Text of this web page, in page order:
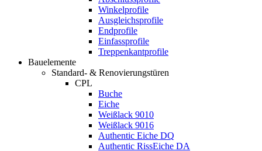
Winkelprofile
Ausgleichsprofile
Endprofile
Einfassprofile
Treppenkantprofile
Bauelemente
Standard- & Renovierungstüren
CPL
Buche
Eiche
Weißlack 9010
Weißlack 9016
Authentic Eiche DQ
Authentic RissEiche DA